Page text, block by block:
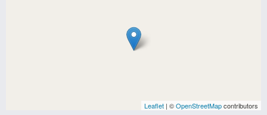
Leaflet | ©OpenStreetMapcontributors